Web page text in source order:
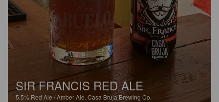
SIR FRANCIS RED ALE
5.5% Red Ale / Amber Ale. Casa Bruja Brewing Co.